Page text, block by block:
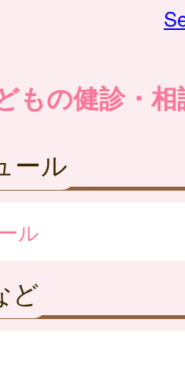
もの健診・相
ール
ル
ど